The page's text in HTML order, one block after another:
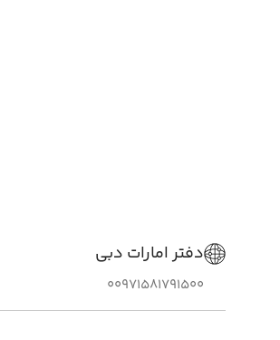
دفتر امارات دبی
00971581791500